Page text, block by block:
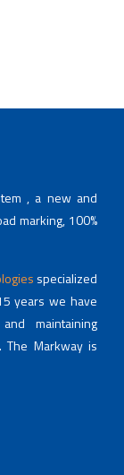
, a new and
marking, 100%
specialized
years we have
maintaining
The Markway is